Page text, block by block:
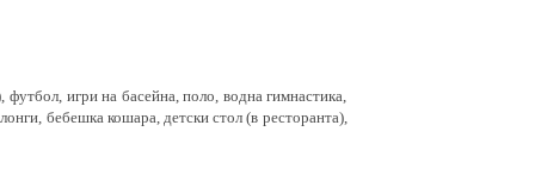
игри на басейна, поло, водна гимнастика,
бебешка кошара, детски стол (в ресторанта),